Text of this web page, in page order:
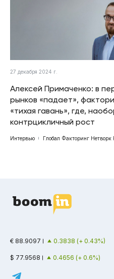
27 декабря 2024 г.
Алексей Примаченко: в
рынков «падает»,
«тихая гавань», где,
контрцикличный рост
Интервью Глобал Факторинг Нетворк
€ 88.9097 0.3838 (+ 0.43%)
$ 77.9568 0.4656 (+ 0.6%)